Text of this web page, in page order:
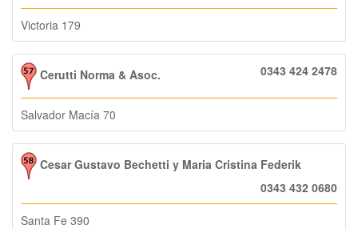
Victoria 179
Cerutti Norma & Asoc. 0343 424 2478
Salvador Macía 70
Cesar Gustavo Bechetti y Maria Cristina Federik
0343 432 0680
Santa Fe 390